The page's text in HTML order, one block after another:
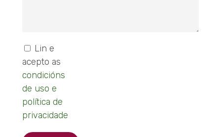
Lin e
acepto as
condicións
de uso e
política de
privacidade